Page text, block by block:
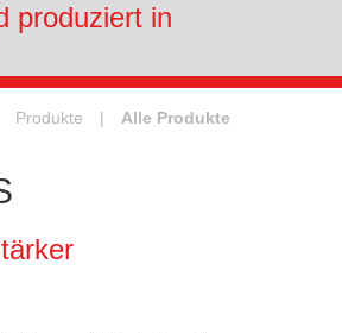
produziert in
Produkte | Alle Produkte